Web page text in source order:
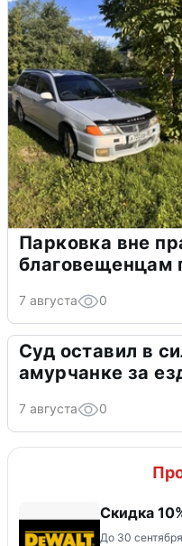
Парковка вне
благовещенцам
7 августа 0
Суд оставил в
амурчанке за
7 августа 0
Скидка
До 30